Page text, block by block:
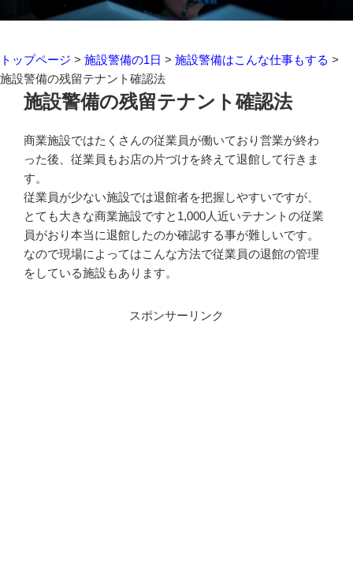
トップページ > 施設警備の1日 > 施設警備はこんな仕事もする >
施設警備の残留テナント確認法
施設警備の残留テナント確認法
商業施設ではたくさんの従業員が働いており営業が終わ
った後、従業員もお店の片づけを終えて退館して行きま
す。
従業員が少ない施設では退館者を把握しやすいですが、
とても大きな商業施設ですと1,000人近いテナントの従業
員がおり本当に退館したのか確認する事が難しいです。
なので現場によってはこんな方法で従業員の退館の管理
をしている施設もあります。
スポンサーリンク